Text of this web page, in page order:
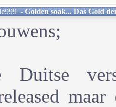
-Golden soak... Das Gold
Duitse